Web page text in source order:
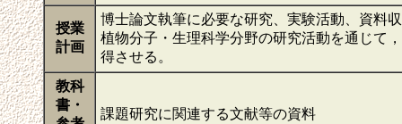
授業
計画
博士論文執筆に必要な研究、実験活動、資料
植物分子・生理科学分野の研究活動を通じて
得させる。
教科
書・
課題研究に関連する文献等の資料